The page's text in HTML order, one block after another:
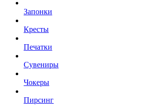
Запонки
Кресты
Печатки
Сувениры
Чокеры
Пирсинг